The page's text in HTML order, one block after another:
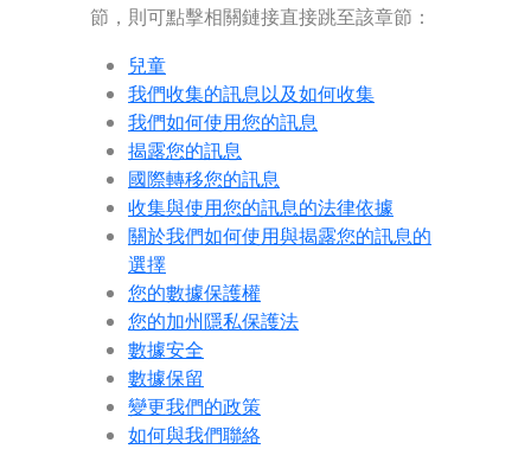
節，則可點擊相關鏈接直接跳至該章節：
兒童
我們收集的訊息以及如何收集
我們如何使用您的訊息
揭露您的訊息
國際轉移您的訊息
收集與使用您的訊息的法律依據
關於我們如何使用與揭露您的訊息的
選擇
您的數據保護權
您的加州隱私保護法
數據安全
數據保留
變更我們的政策
如何與我們聯絡